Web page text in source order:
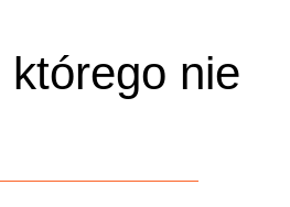
nie